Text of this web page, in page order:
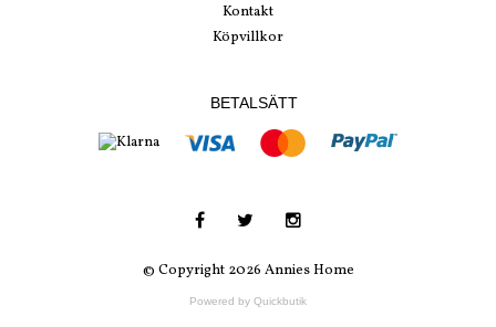
Kontakt
Köpvillkor
BETALSÄTT
© Copyright 2026 Annies Home
Powered by Quickbutik